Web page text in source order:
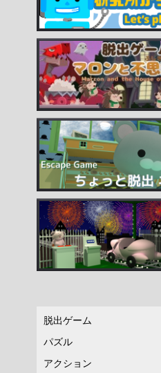
脱出ゲーム
パズル
アクション